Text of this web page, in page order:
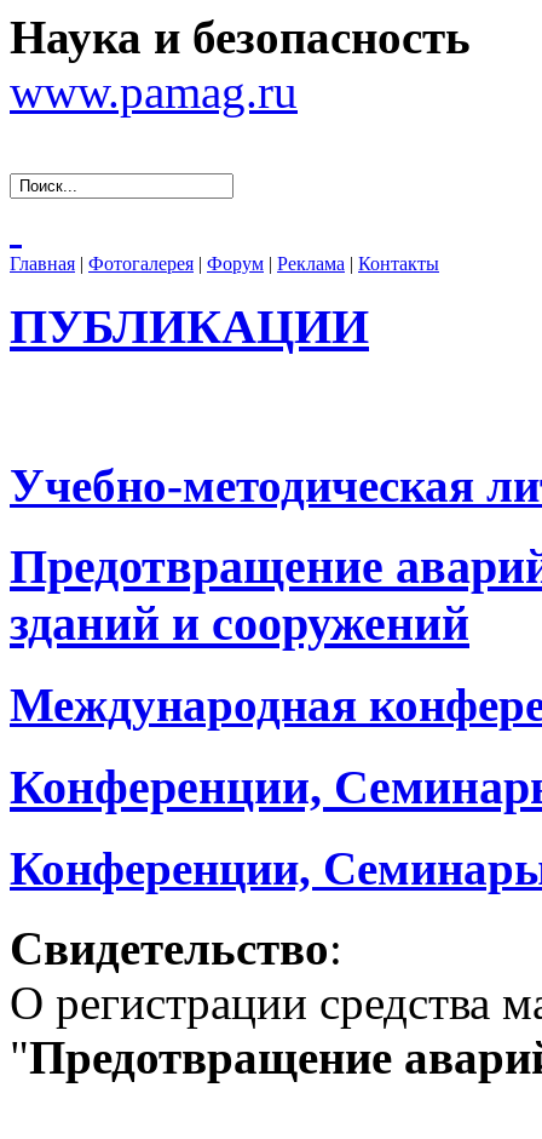
Наука и безопасность
www.pamag.ru
Главная | Фотогалерея | Форум | Реклама | Контакты
ПУБЛИКАЦИИ
Учебно-методическая
Предотвращение
зданий и сооружений
Международная
Конференции,
Конференции,
Свидетельство:
О регистрации средства
"Предотвращение